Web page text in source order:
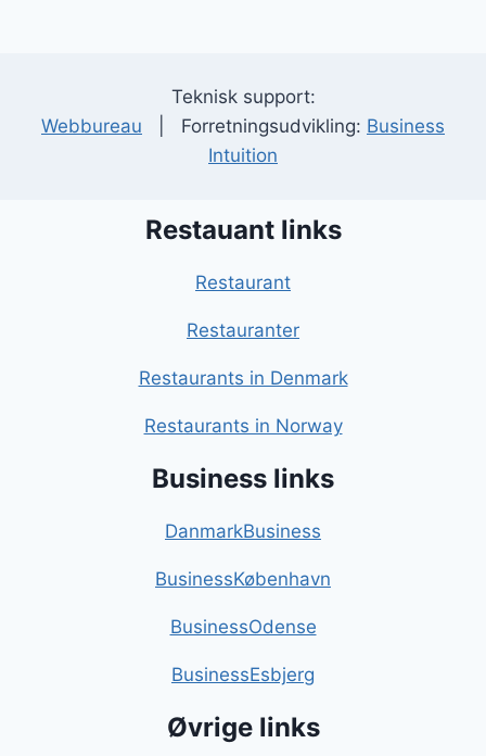
Teknisk support:
Webbureau | Forretningsudvikling: Business
Intuition
Restauant links
Restaurant
Restauranter
Restaurants in Denmark
Restaurants in Norway
Business links
DanmarkBusiness
BusinessKøbenhavn
BusinessOdense
BusinessEsbjerg
Øvrige links